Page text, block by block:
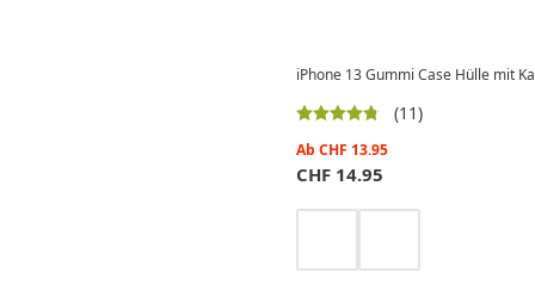
iPhone 13 Gummi Case Hülle mit
(11)
Ab CHF 13.95
CHF 14.95